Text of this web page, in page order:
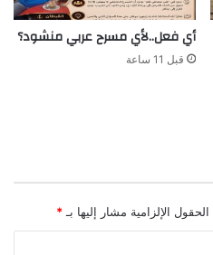
أي فعل..لأي مسرح عربي منشود؟
قبل 11 ساعة
الحقول الإلزامية مشار إليها بـ *